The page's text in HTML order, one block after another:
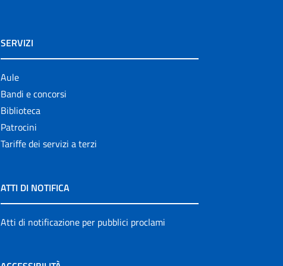
SERVIZI
Aule
Bandi e concorsi
Biblioteca
Patrocini
Tariffe dei servizi a terzi
ATTI DI NOTIFICA
Atti di notificazione per pubblici proclami